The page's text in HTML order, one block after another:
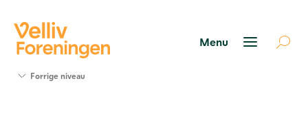
Forrige niveau